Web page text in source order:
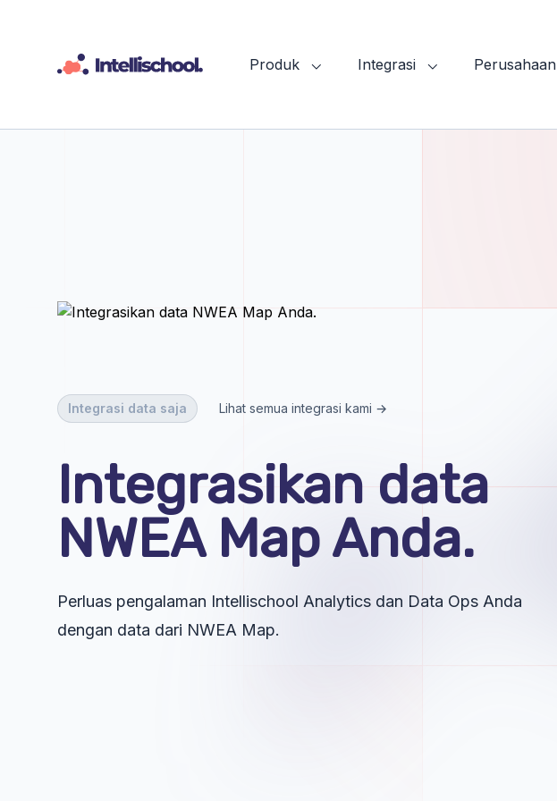
Produk Integrasi Perusahaan
Integrasi data saja Lihat semua integrasi kami →
Integrasikan data
NWEA Map Anda.
Perluas pengalaman Intellischool Analytics dan Data Ops Anda
dengan data dari NWEA Map.